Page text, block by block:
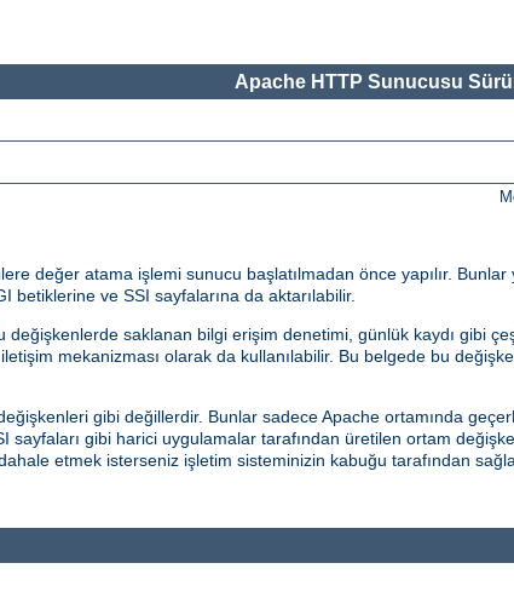
Apache HTTP Sunucusu
değer atama işlemi sunucu başlatılmadan önce yapılır. Bunlar
betiklerine ve SSI sayfalarına da aktarılabilir.
saklanan bilgi erişim denetimi, günlük kaydı gibi
mekanizması olarak da kullanılabilir. Bu belgede bu
gibi değillerdir. Bunlar sadece Apache ortamında
gibi harici uygulamalar tarafından üretilen ortam
etmek isterseniz işletim sisteminizin kabuğu tarafından